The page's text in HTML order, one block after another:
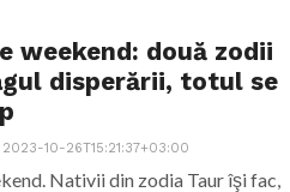
weekend: două zodii
disperării, totul se
2023-10-26T15:21:37+03:00
Nativii din zodia Taur îşi fac,